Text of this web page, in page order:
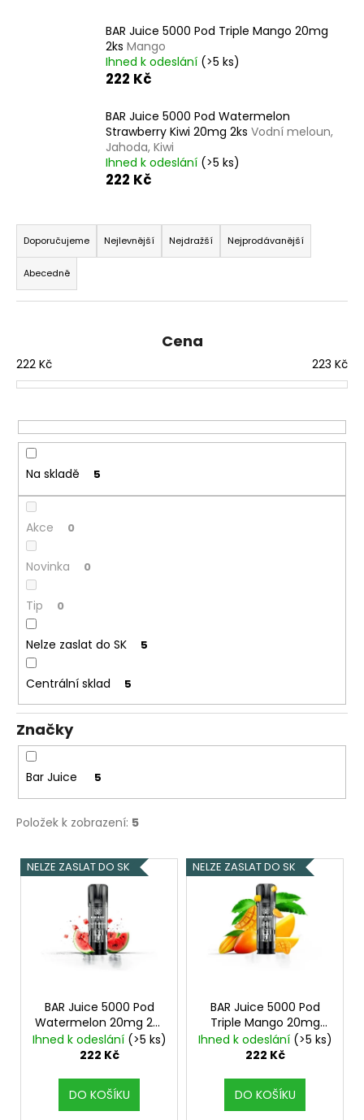
BAR Juice 5000 Pod Triple Mango 20mg
2ks Mango
Ihned k odeslání (>5 ks)
222 Kč
BAR Juice 5000 Pod Watermelon
Strawberry Kiwi 20mg 2ks Vodní meloun,
Jahoda, Kiwi
Ihned k odeslání (>5 ks)
222 Kč
Ř
a
z
e
n
r
o
u
k
ů
Doporučujeme Nejlevnější Nejdražší Nejprodávanější
Abecedně
Cena
222 Kč 223 Kč
Na skladě 5
Akce 0
Novinka 0
Tip 0
Nelze zaslat do SK 5
Centrální sklad 5
Značky
Bar Juice 5
Položek k zobrazení: 5
V
ý
NELZE ZASLAT DO SK
BAR Juice 5000 Pod
Watermelon 20mg 2ks
Vodní meloun
Ihned k odeslání (>5 ks)
222 Kč
DO KOŠÍKU
NELZE ZASLAT DO SK
BAR Juice 5000 Pod
Triple Mango 20mg
2ksMango
Ihned k odeslání (>5 ks)
222 Kč
DO KOŠÍKU
11MG
169
Kč
Původně:
195
Kč